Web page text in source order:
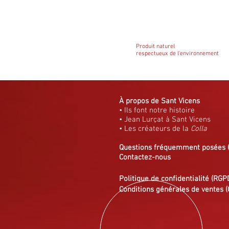
Produit naturel
respectueux de l'environnement
À propos de Sant Vicens
• Ils font notre histoire
• Jean Lurçat à Sant Vicens
• Les créateurs de la Colla
Questions fréquemment posées
Contactez-nous
Politique de confidentialité
Conditions générales de ventes